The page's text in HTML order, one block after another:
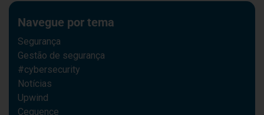
Navegue por tema
Segurança
Gestão de segurança
#cybersecurity
Notícias
Upwind
Cequence